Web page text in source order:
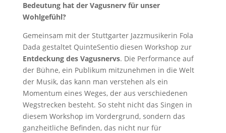
Bedeutung hat der Vagusnerv für unser
Wohlgefühl?
Gemeinsam mit der Stuttgarter Jazzmusikerin Fola
Dada gestaltet QuinteSentio diesen Workshop zur
Entdeckung des Vagusnervs. Die Performance auf
der Bühne, ein Publikum mitzunehmen in die Welt
der Musik, das kann man verstehen als ein
Momentum eines Weges, der aus verschiedenen
Wegstrecken besteht. So steht nicht das Singen in
diesem Workshop im Vordergrund, sondern das
ganzheitliche Befinden, das nicht nur für